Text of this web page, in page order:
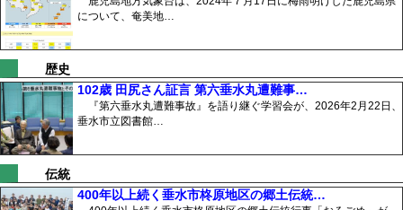
について、奄美地…
歴史
102歳 田尻さん証言 第六垂水丸遭難事…
『第六垂水丸遭難事故』を語り継ぐ学習会が、2026年2月22日、
垂水市立図書館…
伝統
400年以上続く垂水市柊原地区の郷土伝統…